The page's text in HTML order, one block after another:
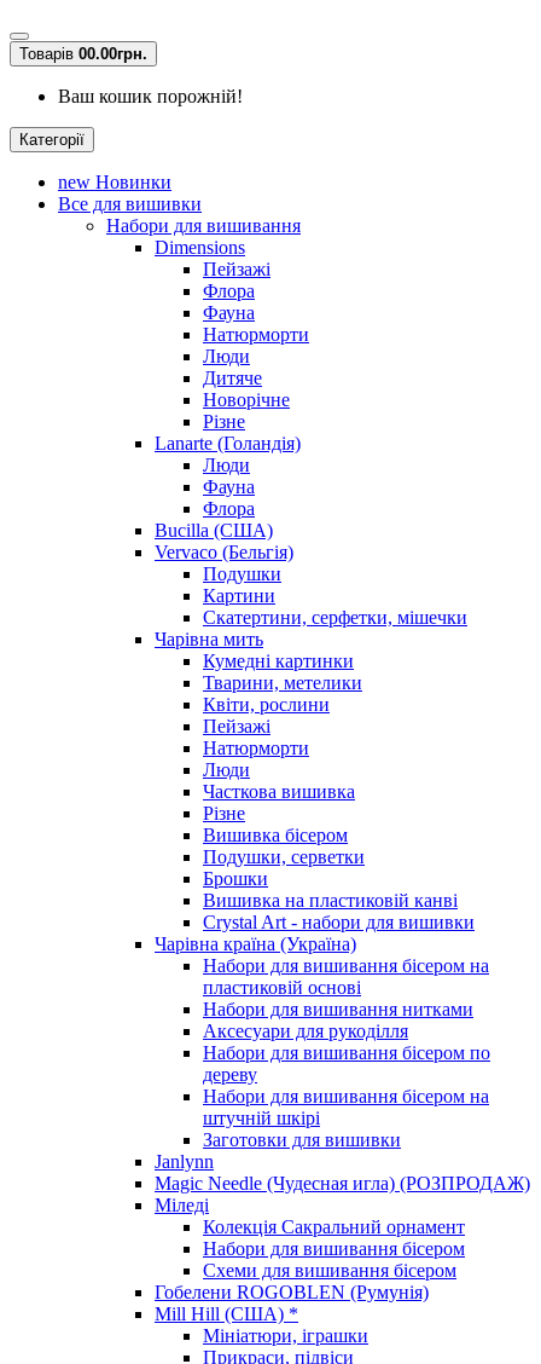
Товарів 00.00грн.
Ваш кошик порожній!
Категорії
new Новинки
Все для вишивки
Набори для вишивання
Dimensions
Пейзажі
Флора
Фауна
Натюрморти
Люди
Дитяче
Новорічне
Різне
Lanarte (Голандія)
Люди
Фауна
Флора
Bucilla (США)
Vervaco (Бельгія)
Подушки
Картини
Скатертини, серфетки, мішечки
Чарiвна мить
Кумедні картинки
Тварини, метелики
Квіти, рослини
Пейзажі
Натюрморти
Люди
Часткова вишивка
Різне
Вишивка бісером
Подушки, серветки
Брошки
Вишивка на пластиковій канві
Crystal Art - набори для вишивки
Чарівна країна (Україна)
Набори для вишивання бісером на
пластиковій основі
Набори для вишивання нитками
Аксесуари для рукоділля
Набори для вишивання бісером по
дереву
Набори для вишивання бісером на
штучній шкірі
Заготовки для вишивки
Janlynn
Magic Needle (Чудесная игла) (РОЗПРОДАЖ)
Міледі
Колекція Сакральний орнамент
Набори для вишивання бісером
Схеми для вишивання бісером
Гобелени ROGOBLEN (Румунія)
Mill Hill (США) *
Мініатюри, іграшки
Прикраси, підвіси